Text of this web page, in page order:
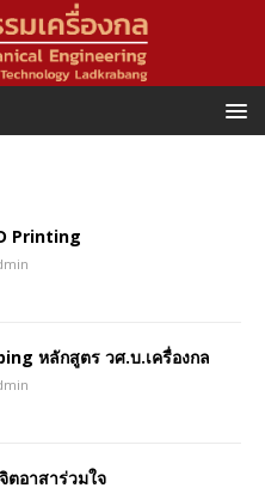
Printing
หลักสูตร วศ.บ.เครื่องกล
ตอาสาร่วมใจ